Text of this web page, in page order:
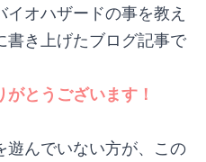
オハザードの事を教え
書き上げたブログ記事で
とうございます！
遊んでいない方が、この